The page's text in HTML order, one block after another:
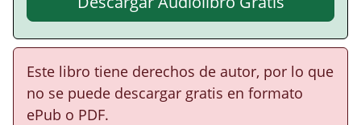
Este libro tiene derechos de autor, por lo que
no se puede descargar gratis en formato
ePub o PDF.